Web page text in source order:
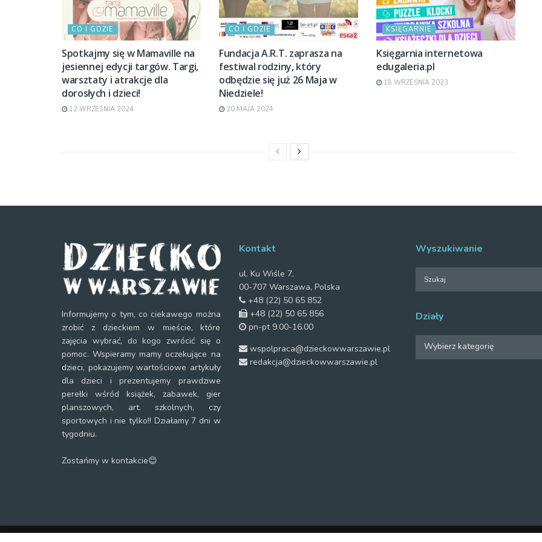
CO I GDZIE
Spotkajmy się w Mamaville na
jesiennej edycji targów. Targi,
warsztaty i atrakcje dla
dorosłych i dzieci!
12 WRZEŚNIA 2024
CO I GDZIE
Fundacja A.R.T. zaprasza na
festiwal rodziny, który
odbędzie się już 26 Maja w
Niedziele!
20 MAJA 2024
KSIĘGARNIE
Księgarnia internetowa
edugaleria.pl
18 WRZEŚNIA 2023
Informujemy o tym, co ciekawego można
zrobić z dzieckiem w mieście, które
zajęcia wybrać, do kogo zwrócić się o
pomoc. Wspieramy mamy oczekujące na
dzieci, pokazujemy wartościowe artykuły
dla dzieci i prezentujemy prawdziwe
perełki wśród książek, zabawek, gier
planszowych, art. szkolnych, czy
sportowych i nie tylko!! Działamy 7 dni w
tygodniu.
Zostańmy w kontakcie😊
Kontakt
ul. Ku Wiśle 7,
00-707 Warszawa, Polska
+48 (22) 50 65 852
+48 (22) 50 65 856
pn-pt 9.00-16.00
wspolpraca@dzieckowwarszawie.pl
redakcja@dzieckowwarszawie.pl
Wyszukiwanie
Działy
Działy
Wybierz kategorię